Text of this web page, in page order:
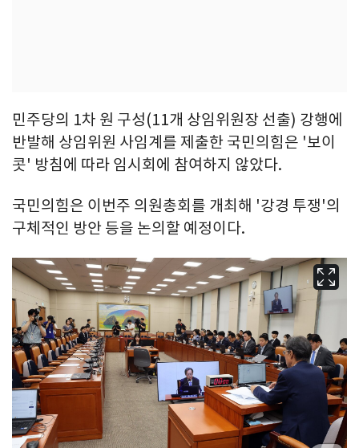
민주당의 1차 원 구성(11개 상임위원장 선출) 강행에
반발해 상임위원 사임계를 제출한 국민의힘은 '보이
콧' 방침에 따라 임시회에 참여하지 않았다.
국민의힘은 이번주 의원총회를 개최해 '강경 투쟁'의
구체적인 방안 등을 논의할 예정이다.